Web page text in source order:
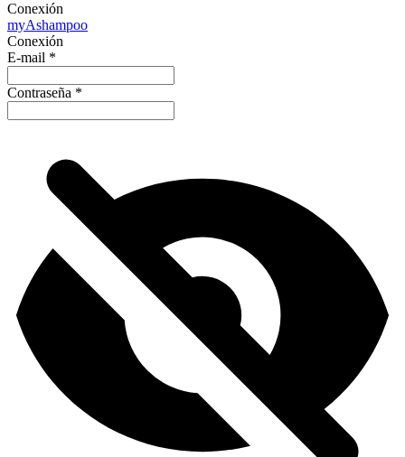
Conexión
myAshampoo
Conexión
E-mail *
Contraseña *